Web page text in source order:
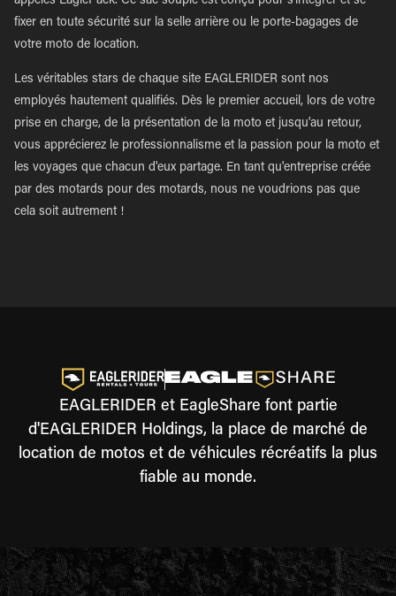
fixer en toute sécurité sur la selle arrière ou le porte-bagages de
votre moto de location.
Les véritables stars de chaque site EAGLERIDER sont nos
employés hautement qualifiés. Dès le premier accueil, lors de votre
prise en charge, de la présentation de la moto et jusqu'au retour,
vous apprécierez le professionnalisme et la passion pour la moto et
les voyages que chacun d'eux partage. En tant qu'entreprise créée
par des motards pour des motards, nous ne voudrions pas que
cela soit autrement !
EAGLERIDER et EagleShare font partie
d'EAGLERIDER Holdings, la place de marché de
location de motos et de véhicules récréatifs la plus
fiable au monde.